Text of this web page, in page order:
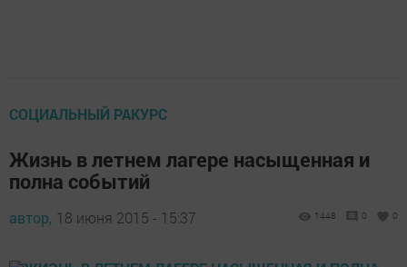
СОЦИАЛЬНЫЙ РАКУРС
Жизнь в летнем лагере насыщенная и
полна событий
автор, 18 июня 2015 - 15:37 1448 0 0